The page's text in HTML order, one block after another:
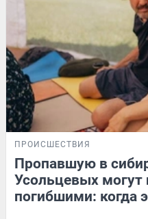
ПРОИСШЕСТВИЯ
Пропавшую в
Усольцевых могут
погибшими: когда